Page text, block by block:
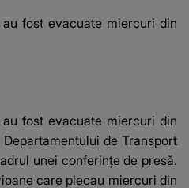
au fost evacuate miercuri din
au fost evacuate miercuri din
de Transport
unei conferințe de presă.
care plecau miercuri din